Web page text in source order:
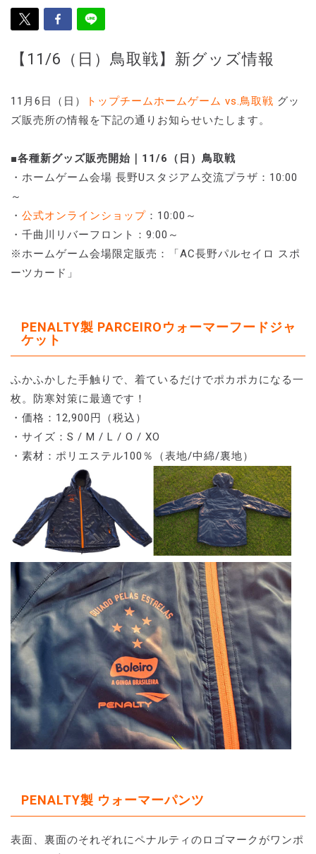
【11/6（日）鳥取戦】新グッズ情報
11月6日（日） トップチームホームゲーム vs.鳥取戦 グッ
ズ販売所の情報を下記の通りお知らせいたします。
■各種新グッズ販売開始｜11/6（日）鳥取戦
・ホームゲーム会場 長野Uスタジアム交流プラザ：10:00
～
・ 公式オンラインショップ ：10:00～
・千曲川リバーフロント：9:00～
※ホームゲーム会場限定販売：「AC長野パルセイロ スポ
ーツカード」
PENALTY製 PARCEIROウォーマーフードジャ
ケット
ふかふかした手触りで、着ているだけでポカポカになる一
枚。防寒対策に最適です！
・価格：12,900円（税込）
・サイズ：S / M / L / O / XO
・素材：ポリエステル100％（表地/中綿/裏地）
PENALTY製 ウォーマーパンツ
表面、裏面のそれぞれにペナルティのロゴマークがワンポ